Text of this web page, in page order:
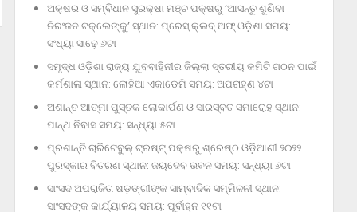
ଅକ୍ଷର ଓ ସମ୍ବିଧାନ ସୁରକ୍ଷା ମଞ୍ଚ ପକ୍ଷରୁ ‘ଆସନ୍ତୁ ଶୁଣିବା
ନିରଂଜନ ଟକ୍‌ଲେଙ୍କୁ’ ସ୍ଥାନ: ପ୍ରେସ୍‌ କ୍ଲବ୍‌ ଅଫ୍‌ ଓଡ଼ିଶା ସମୟ:
ସଂଧ୍ୟା ସାଢ଼େ ୬ଟା
ସମୃଦ୍ଧ ଓଡ଼ିଶା ରାଜ୍ୟ ଯୁବବାହିନୀର ଜିଲ୍ଲା ସ୍ତରୀୟ କମିଟି ଗଠନ ପାଇଁ
କର୍ମଶାଳା ସ୍ଥାନ: ଲୋହିଆ ଏକାଡେମି ସମୟ: ଅପରାହ୍‌ଣ ୪ଟା
ଅଶାନ୍ତ ଆତ୍ମା ପୁସ୍ତକ ଲୋକାର୍ପଣ ଓ ସାରସ୍ବତ ସମାରୋହ ସ୍ଥାନ:
ପାନ୍ଥ ନିବାସ ସମୟ: ସନ୍ଧ୍ୟା ୫ଟା
ପ୍ରଶାନ୍ତି ଚାରିଟେବୁଲ୍‌ ଟ୍ରଷ୍ଟ୍‌ ପକ୍ଷରୁ ଶ୍ରେଷ୍ଠ ଓଡ଼ିଆଣୀ ୨୦୨୨
ପୁରସ୍କାର ବିତରଣ ସ୍ଥାନ: ଜୟଦେବ ଭବନ ସମୟ: ସନ୍ଧ୍ୟା ୬ଟା
ସାଂସଦ ଅପରାଜିତା ଷଡ଼ଙ୍ଗୀଙ୍କ ସାମ୍ବାଦିକ ସମ୍ମିଳନୀ ସ୍ଥାନ:
ସାଂସଦଙ୍କ କାର୍ଯ୍ୟାଳୟ ସମୟ: ପୂର୍ବାହ୍ନ ୧୧ଟା